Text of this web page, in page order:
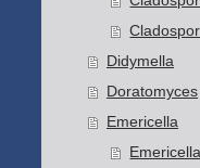
Didymella
Doratomyces
Emericella